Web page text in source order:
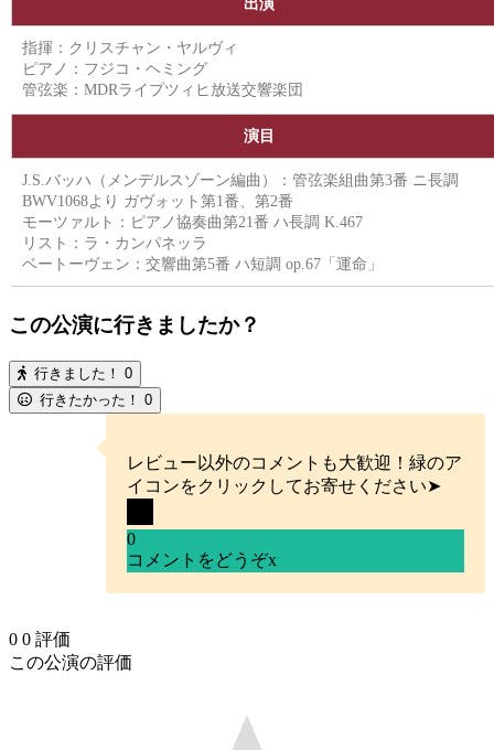
指揮：クリスチャン・ヤルヴィ
ピアノ：フジコ・ヘミング
管弦楽：MDRライプツィヒ放送交響楽団
演目
J.S.バッハ（メンデルスゾーン編曲）：管弦楽組曲第3番 ニ長調
BWV1068より ガヴォット第1番、第2番
モーツァルト：ピアノ協奏曲第21番 ハ長調 K.467
リスト：ラ・カンパネッラ
ベートーヴェン：交響曲第5番 ハ短調 op.67「運命」
この公演に行きましたか？
行きました！ 0
行きたかった！ 0
レビュー以外のコメントも大歓迎！緑のア
イコンをクリックしてお寄せください➤
0
コメントをどうぞx
0 0 評価
この公演の評価